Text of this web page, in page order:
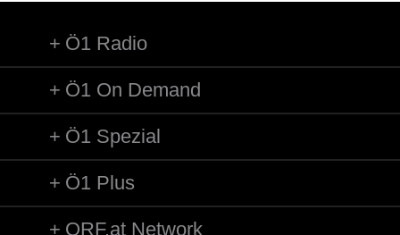
Ö1 Radio
Ö1 On Demand
Ö1 Spezial
Ö1 Plus
ORF.at Network